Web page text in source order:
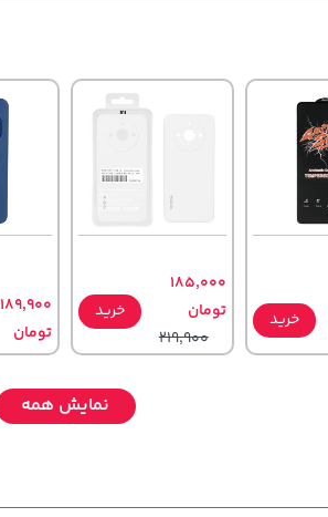
خرید
185,000
تومان
219,900
خرید
189,900
تومان
نمایش همه